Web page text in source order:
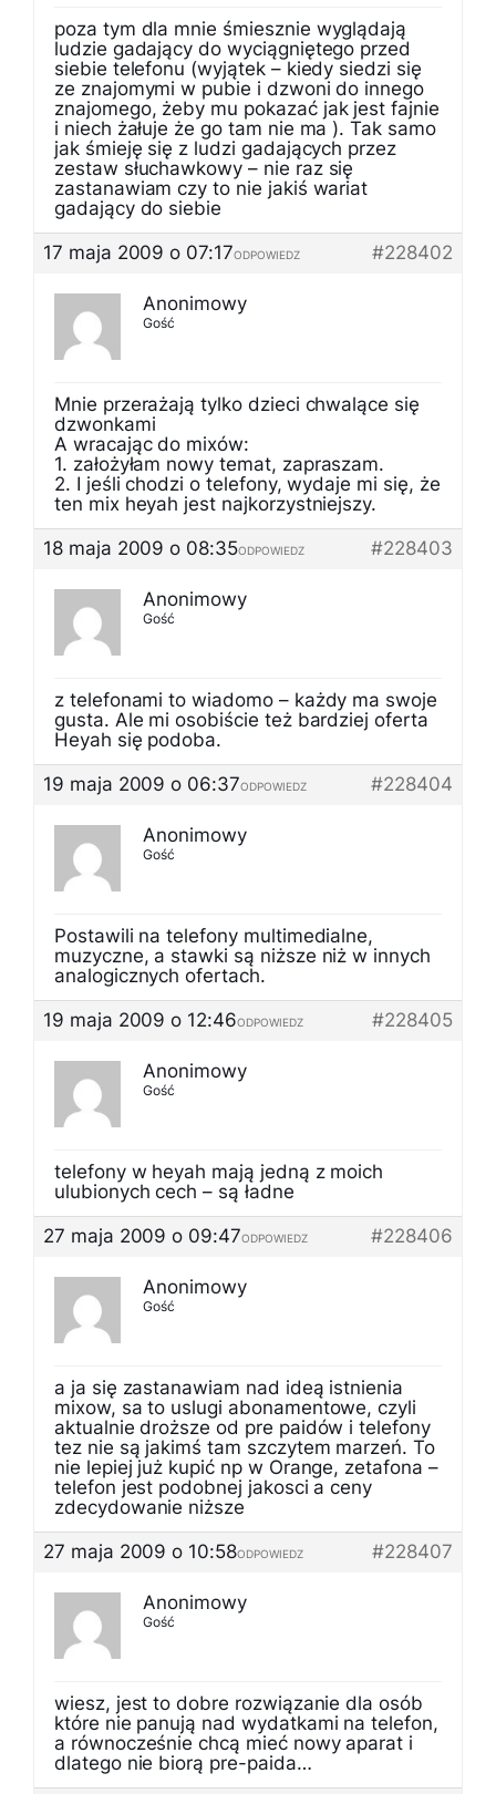
poza tym dla mnie śmiesznie wyglądają
ludzie gadający do wyciągniętego przed
siebie telefonu (wyjątek – kiedy siedzi się
ze znajomymi w pubie i dzwoni do innego
znajomego, żeby mu pokazać jak jest fajnie
i niech żałuje że go tam nie ma ). Tak samo
jak śmieję się z ludzi gadających przez
zestaw słuchawkowy – nie raz się
zastanawiam czy to nie jakiś wariat
gadający do siebie
17 maja 2009 o 07:17
#228402
ODPOWIEDZ
Anonimowy
Gość
Mnie przerażają tylko dzieci chwalące się
dzwonkami
A wracając do mixów:
1. założyłam nowy temat, zapraszam.
2. I jeśli chodzi o telefony, wydaje mi się, że
ten mix heyah jest najkorzystniejszy.
18 maja 2009 o 08:35
#228403
ODPOWIEDZ
Anonimowy
Gość
z telefonami to wiadomo – każdy ma swoje
gusta. Ale mi osobiście też bardziej oferta
Heyah się podoba.
19 maja 2009 o 06:37
#228404
ODPOWIEDZ
Anonimowy
Gość
Postawili na telefony multimedialne,
muzyczne, a stawki są niższe niż w innych
analogicznych ofertach.
19 maja 2009 o 12:46
#228405
ODPOWIEDZ
Anonimowy
Gość
telefony w heyah mają jedną z moich
ulubionych cech – są ładne
27 maja 2009 o 09:47
#228406
ODPOWIEDZ
Anonimowy
Gość
a ja się zastanawiam nad ideą istnienia
mixow, sa to uslugi abonamentowe, czyli
aktualnie droższe od pre paidów i telefony
tez nie są jakimś tam szczytem marzeń. To
nie lepiej już kupić np w Orange, zetafona –
telefon jest podobnej jakosci a ceny
zdecydowanie niższe
27 maja 2009 o 10:58
#228407
ODPOWIEDZ
Anonimowy
Gość
wiesz, jest to dobre rozwiązanie dla osób
które nie panują nad wydatkami na telefon,
a równocześnie chcą mieć nowy aparat i
dlatego nie biorą pre-paida…